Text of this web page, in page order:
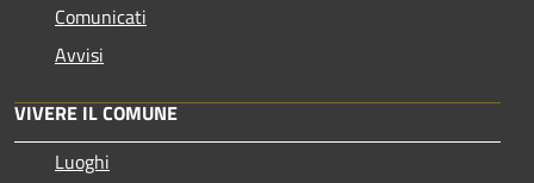
Comunicati
Avvisi
VIVERE IL COMUNE
Luoghi